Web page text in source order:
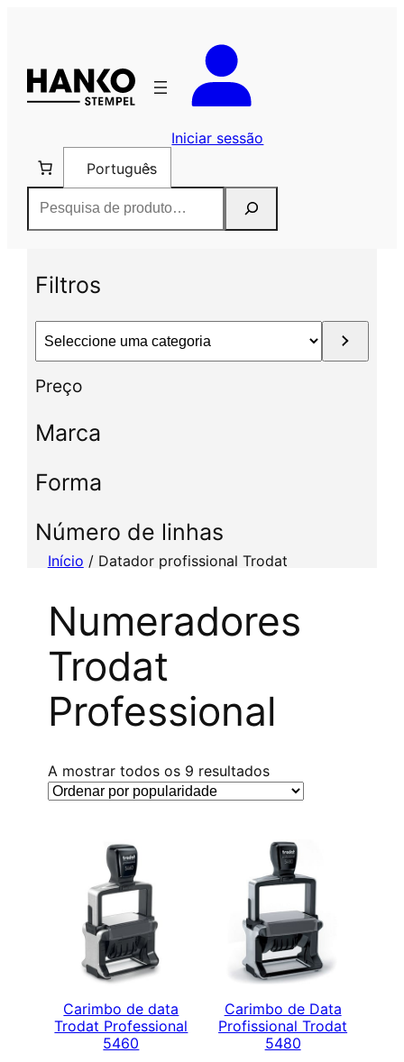
conteúdo
Iniciar sessão
Português
Filtros
e
c
o
e
m
Preço
Marca
Forma
Número de linhas
Início / Datador profissional Trodat
Numeradores
Trodat
Professional
A mostrar todos os 9 resultadosC
s
i
i
c
a
d
o
p
o
Carimbo de data
Trodat Professional
5460
Carimbo de Data
Profissional Trodat
5480